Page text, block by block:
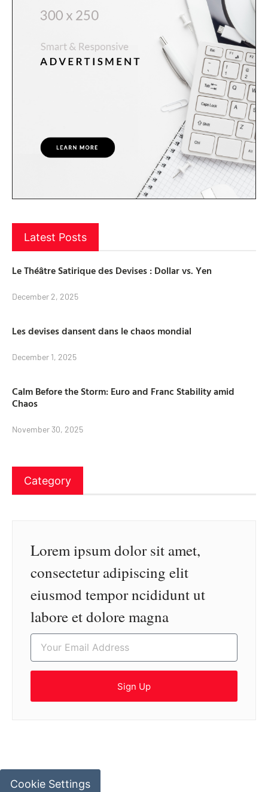
Latest Posts
Le Théâtre Satirique des Devises : Dollar vs. Yen
December 2, 2025
Les devises dansent dans le chaos mondial
December 1, 2025
Calm Before the Storm: Euro and Franc Stability amid
Chaos
November 30, 2025
Category
Lorem ipsum dolor sit amet,
consectetur adipiscing elit
eiusmod tempor ncididunt ut
labore et dolore magna
Sign Up
Cookie Settings